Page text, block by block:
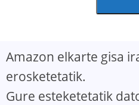
Amazon elkarte gisa
erosketetatik.
Gure esteketetatik